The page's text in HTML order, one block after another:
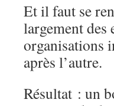
Et il faut se
largement des
organisations
après l’autre.
Résultat : un